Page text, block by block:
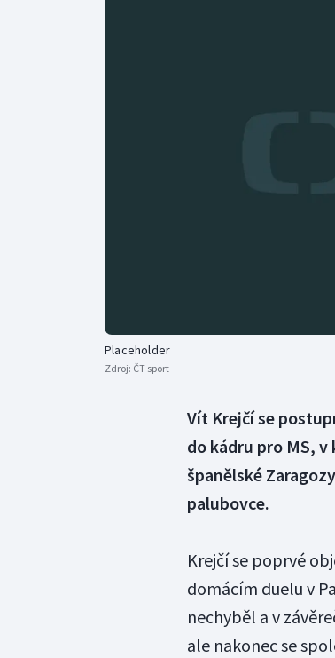
Placeholder
Zdroj: ČT sport
Vít Krejčí se
do kádru pro MS,
španělské
palubovce.
Krejčí se poprvé
domácím duelu v
nechyběl a v
ale nakonec se